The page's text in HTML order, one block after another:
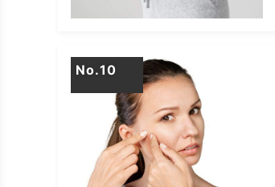
No.